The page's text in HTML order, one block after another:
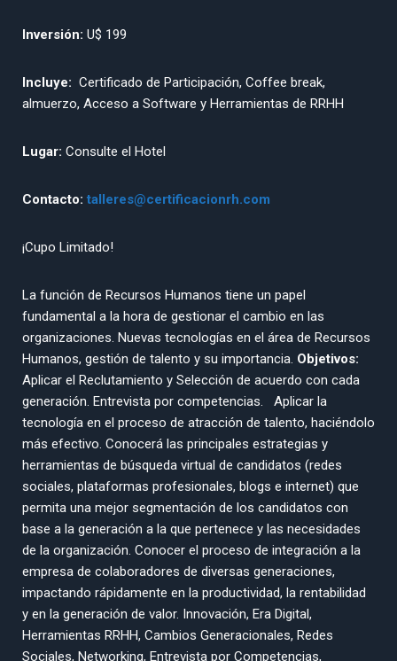
Inversión: U$ 199
Incluye: Certificado de Participación, Coffee break,
almuerzo, Acceso a Software y Herramientas de RRHH
Lugar: Consulte el Hotel
Contacto: talleres@certificacionrh.com
¡Cupo Limitado!
La función de Recursos Humanos tiene un papel
fundamental a la hora de gestionar el cambio en las
organizaciones. Nuevas tecnologías en el área de Recursos
Humanos, gestión de talento y su importancia. Objetivos:
Aplicar el Reclutamiento y Selección de acuerdo con cada
generación. Entrevista por competencias. Aplicar la
tecnología en el proceso de atracción de talento, haciéndolo
más efectivo. Conocerá las principales estrategias y
herramientas de búsqueda virtual de candidatos (redes
sociales, plataformas profesionales, blogs e internet) que
permita una mejor segmentación de los candidatos con
base a la generación a la que pertenece y las necesidades
de la organización. Conocer el proceso de integración a la
empresa de colaboradores de diversas generaciones,
impactando rápidamente en la productividad, la rentabilidad
y en la generación de valor. Innovación, Era Digital,
Herramientas RRHH, Cambios Generacionales, Redes
Sociales, Networking, Entrevista por Competencias,